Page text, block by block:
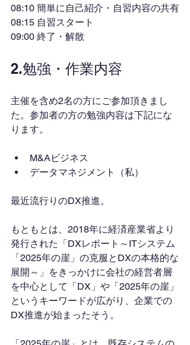
08:10 簡単に自己紹介・自習内容の共有
08:15 自習スタート
09:00 終了・解散
2.勉強・作業内容
主催を含め2名の方にご参加頂きまし
た。参加者の方の勉強内容は下記にな
ります。
M&Aビジネス
データマネジメント（私）
最近流行りのDX推進。
もともとは、2018年に経済産業省より
発行された「DXレポート～ITシステム
「2025年の崖」の克服とDXの本格的な
展開～」をきっかけに会社の経営者層
を中心として「DX」や「2025年の崖」
というキーワードが広がり、企業での
DX推進が始まったそう。